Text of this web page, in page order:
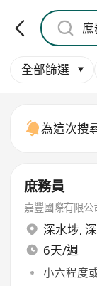
全部篩選
為這次搜
庶務員
嘉豐國際有限公
深水埗,
6天/週
小六程度